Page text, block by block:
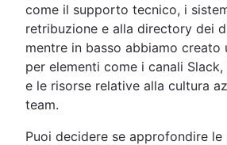
come il supporto tecnico, i
retribuzione e alla directory dei
mentre in basso abbiamo creato
per elementi come i canali
e le risorse relative alla cultura
team.
Puoi decidere se approfondire le